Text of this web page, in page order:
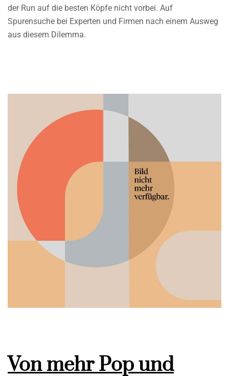
der Run auf die besten Köpfe nicht vorbei. Auf
Spurensuche bei Experten und Firmen nach einem Ausweg
aus diesem Dilemma.
Von mehr Pop und